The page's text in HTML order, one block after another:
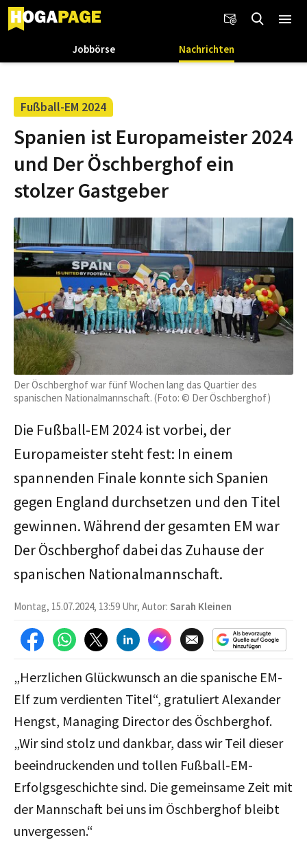
Jobbörse Nachrichten
Fußball-EM 2024
Spanien ist Europameister 2024
und Der Öschberghof ein
stolzer Gastgeber
Der Öschberghof war fünf Wochen lang das Quartier des
spanischen Nationalmannschaft. (Foto: © Der Öschberghof)
Die Fußball-EM 2024 ist vorbei, der
Europameister steht fest: In einem
spannenden Finale konnte sich Spanien
gegen England durchsetzen und den Titel
gewinnen. Während der gesamten EM war
Der Öschberghof dabei das Zuhause der
spanischen Nationalmannschaft.
Montag, 15.07.2024, 13:59 Uhr, Autor: Sarah Kleinen
„Herzlichen Glückwunsch an die spanische EM-
Elf zum verdienten Titel“, gratuliert Alexander
Hengst, Managing Director des Öschberghof.
„Wir sind stolz und dankbar, dass wir Teil dieser
beeindruckenden und tollen Fußball-EM-
Erfolgsgeschichte sind. Die gemeinsame Zeit mit
der Mannschaft bei uns im Öschberghof bleibt
unvergessen.“